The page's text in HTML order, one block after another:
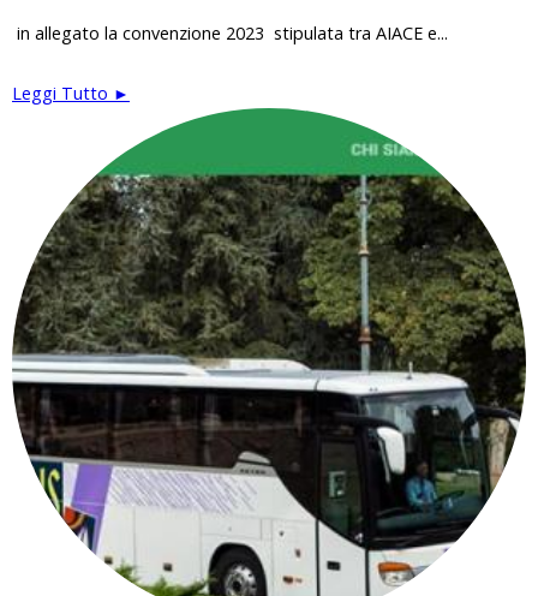
in allegato la convenzione 2023 stipulata tra AIACE e...
Leggi Tutto ►